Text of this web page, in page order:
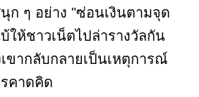
ก ๆ อย่าง "ซ่อนเงินตามจุด
ให้ชาวเน็ตไปล่ารางวัลกัน
ขากลับกลายเป็นเหตุการณ์
คาดคิด